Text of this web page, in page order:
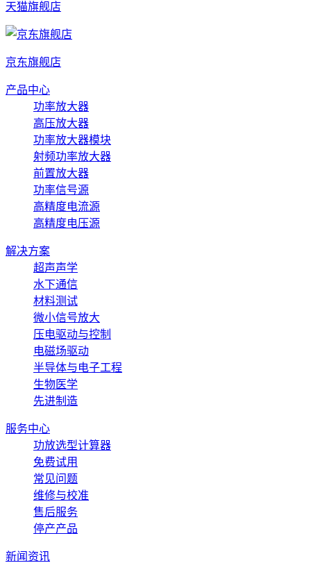
天猫旗舰店
京东旗舰店
产品中心
功率放大器
高压放大器
功率放大器模块
射频功率放大器
前置放大器
功率信号源
高精度电流源
高精度电压源
解决方案
超声声学
水下通信
材料测试
微小信号放大
压电驱动与控制
电磁场驱动
半导体与电子工程
生物医学
先进制造
服务中心
功放选型计算器
免费试用
常见问题
维修与校准
售后服务
停产产品
新闻资讯